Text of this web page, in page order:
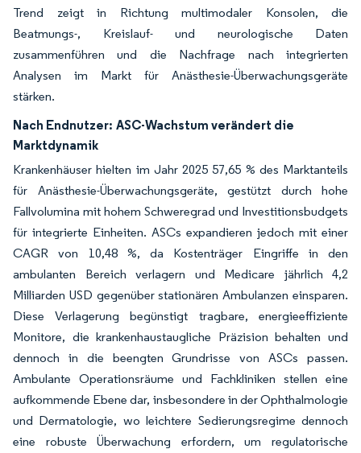
Trend zeigt in Richtung multimodaler Konsolen, die
Beatmungs-, Kreislauf- und neurologische Daten
zusammenführen und die Nachfrage nach integrierten
Analysen im Markt für Anästhesie-Überwachungsgeräte
stärken.
Nach Endnutzer: ASC-Wachstum verändert die
Marktdynamik
Krankenhäuser hielten im Jahr 2025 57,65 % des Marktanteils
für Anästhesie-Überwachungsgeräte, gestützt durch hohe
Fallvolumina mit hohem Schweregrad und Investitionsbudgets
für integrierte Einheiten. ASCs expandieren jedoch mit einer
CAGR von 10,48 %, da Kostenträger Eingriffe in den
ambulanten Bereich verlagern und Medicare jährlich 4,2
Milliarden USD gegenüber stationären Ambulanzen einsparen.
Diese Verlagerung begünstigt tragbare, energieeffiziente
Monitore, die krankenhaustaugliche Präzision behalten und
dennoch in die beengten Grundrisse von ASCs passen.
Ambulante Operationsräume und Fachkliniken stellen eine
aufkommende Ebene dar, insbesondere in der Ophthalmologie
und Dermatologie, wo leichtere Sedierungsregime dennoch
eine robuste Überwachung erfordern, um regulatorische